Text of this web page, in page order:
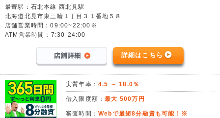
最寄駅：石北本線 西北見駅
北海道北見市東三輪１丁目３１番地５８
店舗営業時間：09:00~22:00※
ATM営業時間：7:30-24:00
詳細はこちら
実質年率： 4.5 ～ 18.0％
借入限度額：最大 500万円
審査時間： Webで最短8分融資も可能！※